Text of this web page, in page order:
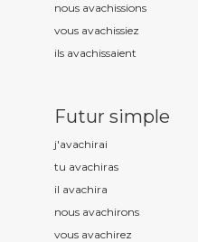
nous avachissions
vous avachissiez
ils avachissaient
Futur simple
j'avachirai
tu avachiras
il avachira
nous avachirons
vous avachirez